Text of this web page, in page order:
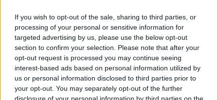
If you wish to opt-out of the sale, sharing to third parties, or
processing of your personal or sensitive information for
targeted advertising by us, please use the below opt-out
section to confirm your selection. Please note that after your
opt-out request is processed you may continue seeing
interest-based ads based on personal information utilized by
us or personal information disclosed to third parties prior to
your opt-out. You may separately opt-out of the further
Commentaires
Pour prolonger le plaisir musical :
Vous aimez chanter, apprenez la guitare chez